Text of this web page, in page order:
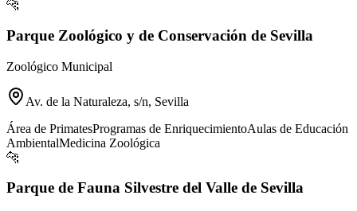
🐆
Parque Zoológico y de Conservación de Sevilla
Zoológico Municipal
Av. de la Naturaleza, s/n, Sevilla
Área de PrimatesProgramas de EnriquecimientoAulas de Educación
AmbientalMedicina Zoológica
🐆
Parque de Fauna Silvestre del Valle de Sevilla